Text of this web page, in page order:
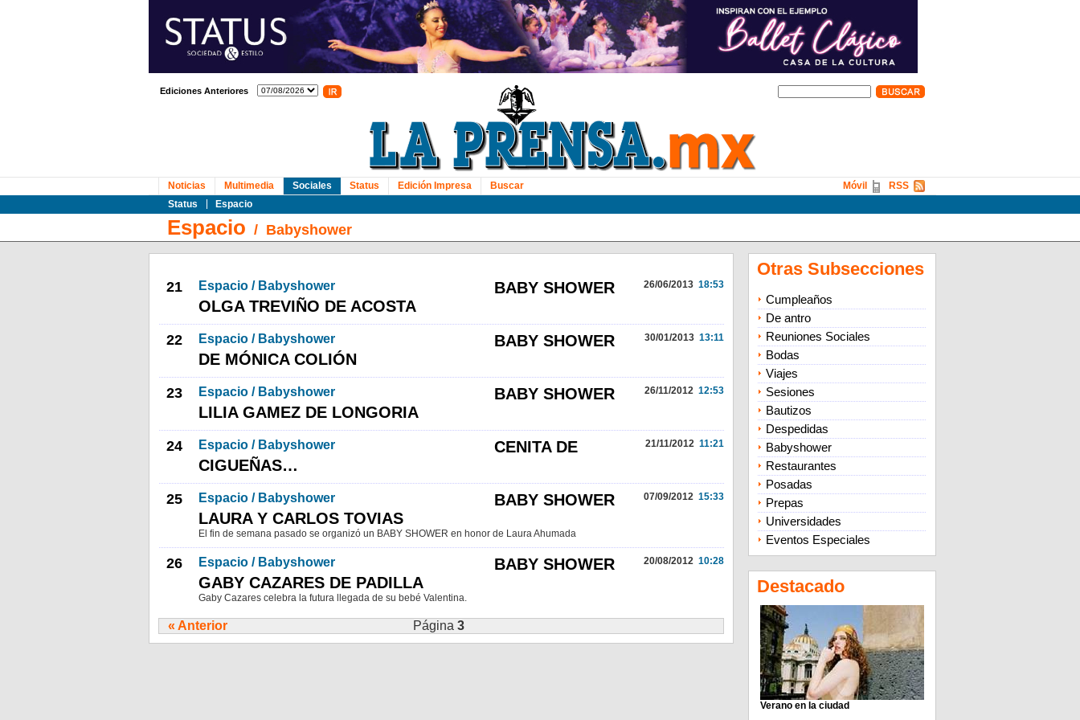
Ediciones Anteriores
Noticias Multimedia
Sociales
Status
Espacio
Status Edición Impresa Buscar RSS
Móvil
Espacio / Babyshower
21 Espacio / Babyshower 26/06/201318:53
BABY SHOWER
OLGA TREVIÑO DE ACOSTA
22 Espacio / Babyshower 30/01/201313:11
BABY SHOWER
DE MÓNICA COLIÓN
23 Espacio / Babyshower 26/11/201212:53
BABY SHOWER
LILIA GAMEZ DE LONGORIA
24 Espacio / Babyshower 21/11/201211:21
CENITA DE
CIGUEÑAS…
25 Espacio / Babyshower 07/09/201215:33
BABY SHOWER
LAURA Y CARLOS TOVIAS
El fin de semana pasado se organizó un BABY SHOWER en honor de Laura Ahumada
26 Espacio / Babyshower 20/08/201210:28
BABY SHOWER
GABY CAZARES DE PADILLA
Gaby Cazares celebra la futura llegada de su bebé Valentina.
« Anterior Página 3
Otras Subsecciones
Cumpleaños
De antro
Reuniones Sociales
Bodas
Viajes
Sesiones
Bautizos
Despedidas
Babyshower
Restaurantes
Posadas
Prepas
Universidades
Eventos Especiales
Destacado
Verano en la ciudad